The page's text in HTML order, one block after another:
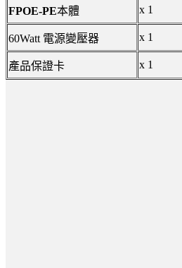
FPOE-PE本體 x 1
60Watt 電源變壓器 x 1
產品保證卡 x 1